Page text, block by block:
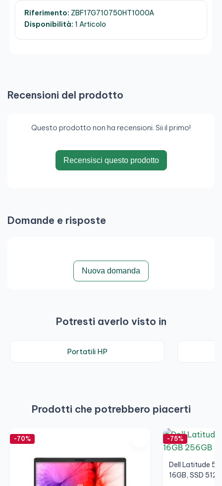
Riferimento: ZBF17G710750HT1000A
Disponibilità: 1 Articolo
Recensioni del prodotto
Questo prodotto non ha recensioni. Sii il primo!
Recensisci questo prodotto
Domande e risposte
Nuova domanda
Potresti averlo visto in
Portatili HP
Prodotti che potrebbero piacerti
-70% -75%
Dell Latitude
16GB, SSD